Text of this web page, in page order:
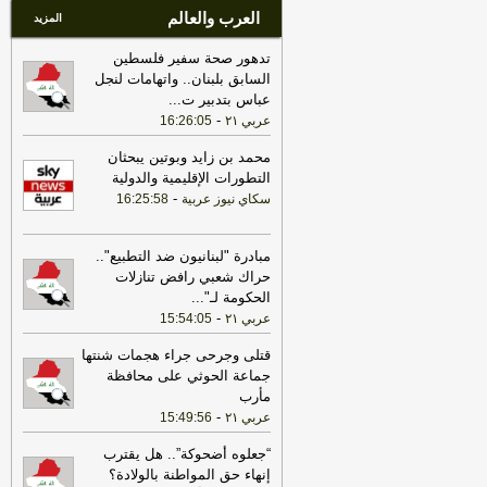
العرب والعالم المزيد
تدهور صحة سفير فلسطين
السابق بلبنان.. واتهامات لنجل
عباس بتدبير ت...
عربي ٢١ -
16:26:05
محمد بن زايد وبوتين يبحثان
التطورات الإقليمية والدولية
سكاي نيوز عربية -
16:25:58
مبادرة "لبنانيون ضد التطبيع"..
حراك شعبي رافض تنازلات
الحكومة لـ"...
عربي ٢١ -
15:54:05
قتلى وجرحى جراء هجمات شنتها
جماعة الحوثي على محافظة
مأرب
عربي ٢١ -
15:49:56
“جعلوه أضحوكة”.. هل يقترب
إنهاء حق المواطنة بالولادة؟